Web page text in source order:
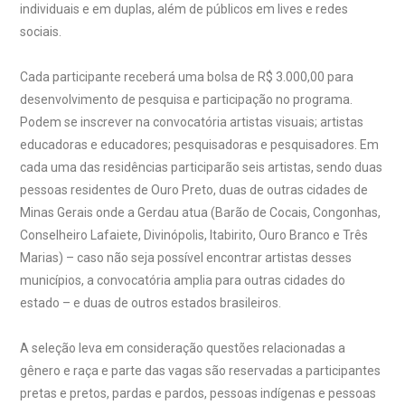
individuais e em duplas, além de públicos em lives e redes
sociais.
Cada participante receberá uma bolsa de R$ 3.000,00 para
desenvolvimento de pesquisa e participação no programa.
Podem se inscrever na convocatória artistas visuais; artistas
educadoras e educadores; pesquisadoras e pesquisadores. Em
cada uma das residências participarão seis artistas, sendo duas
pessoas residentes de Ouro Preto, duas de outras cidades de
Minas Gerais onde a Gerdau atua (Barão de Cocais, Congonhas,
Conselheiro Lafaiete, Divinópolis, Itabirito, Ouro Branco e Três
Marias) – caso não seja possível encontrar artistas desses
municípios, a convocatória amplia para outras cidades do
estado – e duas de outros estados brasileiros.
A seleção leva em consideração questões relacionadas a
gênero e raça e parte das vagas são reservadas a participantes
pretas e pretos, pardas e pardos, pessoas indígenas e pessoas